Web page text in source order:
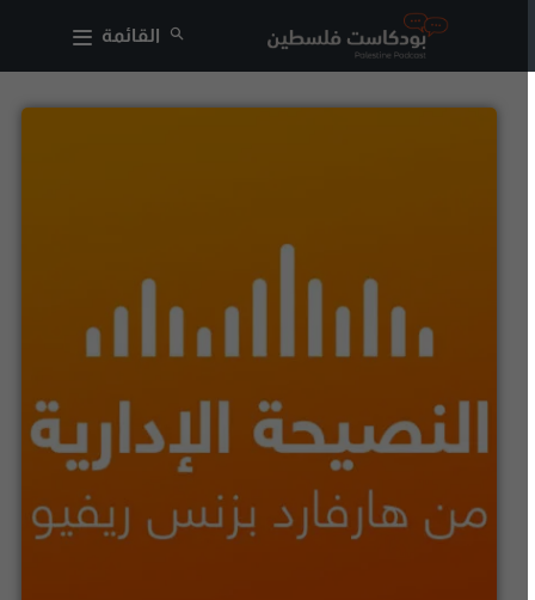
القائمة